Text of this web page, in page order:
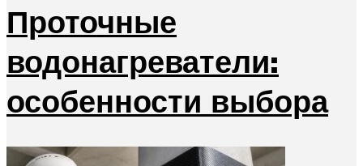
Проточные
водонагреватели:
особенности выбора